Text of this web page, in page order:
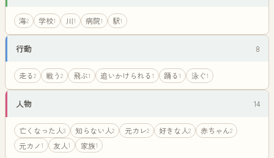
海2 学校1 川1 病院1 駅1
行動 8
走る2 戦う2 飛ぶ1 追いかけられる1 踊る1 泳ぐ1
人物 14
亡くなった人3 知らない人2 元カレ2 好きな人2 赤ちゃん2
元カノ1 友人1 家族1